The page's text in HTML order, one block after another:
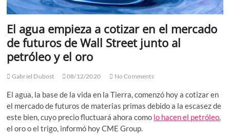
El agua empieza a cotizar en el mercado
de futuros de Wall Street junto al
petróleo y el oro
Gabriel Dubost 08/12/2020 No Comments
El agua, la base de la vida en la Tierra, comenzó hoy a cotizar en
el mercado de futuros de materias primas debido a la escasez de
este bien, cuyo precio fluctuará ahora como lo hacen el petróleo,
el oro o el trigo, informó hoy CME Group.